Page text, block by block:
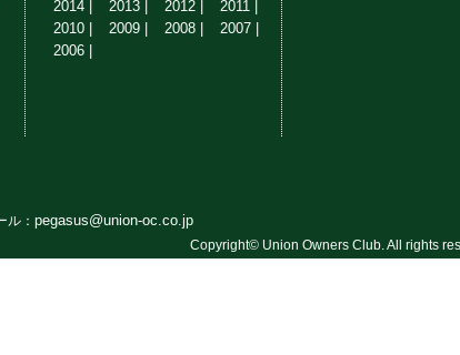
2014 |
2013 | 2012 |
2011 |
2010 |
2009 | 2008 |
2007 |
2006 |
： pegasus@union-oc.co.jp
Copyright© Union Owners Club. All rights